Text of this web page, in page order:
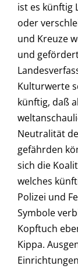
ist es künftig
oder
und Kreuze
und
Kulturwerte
künftig, daß
Neutralität
gefährden
sich die
welches
Polizei und
Symbole
Kopftuch
Kippa.